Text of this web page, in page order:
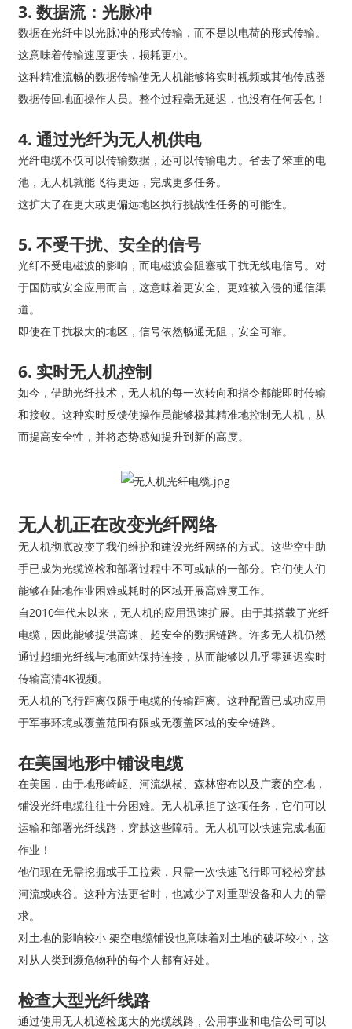
3. 数据流：光脉冲
数据在光纤中以光脉冲的形式传输，而不是以电荷的形式传输。
这意味着传输速度更快，损耗更小。
这种精准流畅的数据传输使无人机能够将实时视频或其他传感器
数据传回地面操作人员。整个过程毫无延迟，也没有任何丢包！
4. 通过光纤为无人机供电
光纤电缆不仅可以传输数据，还可以传输电力。省去了笨重的电
池，无人机就能飞得更远，完成更多任务。
这扩大了在更大或更偏远地区执行挑战性任务的可能性。
5. 不受干扰、安全的信号
光纤不受电磁波的影响，而电磁波会阻塞或干扰无线电信号。对
于国防或安全应用而言，这意味着更安全、更难被入侵的通信渠
道。
即使在干扰极大的地区，信号依然畅通无阻，安全可靠。
6. 实时无人机控制
如今，借助光纤技术，无人机的每一次转向和指令都能即时传输
和接收。这种实时反馈使操作员能够极其精准地控制无人机，从
而提高安全性，并将态势感知提升到新的高度。
无人机正在改变光纤网络
无人机彻底改变了我们维护和建设光纤网络的方式。这些空中助
手已成为光缆巡检和部署过程中不可或缺的一部分。它们使人们
能够在陆地作业困难或耗时的区域开展高难度工作。
自2010年代末以来，无人机的应用迅速扩展。由于其搭载了光纤
电缆，因此能够提供高速、超安全的数据链路。许多无人机仍然
通过超细光纤线与地面站保持连接，从而能够以几乎零延迟实时
传输高清4K视频。
无人机的飞行距离仅限于电缆的传输距离。这种配置已成功应用
于军事环境或覆盖范围有限或无覆盖区域的安全链路。
在美国地形中铺设电缆
在美国，由于地形崎岖、河流纵横、森林密布以及广袤的空地，
铺设光纤电缆往往十分困难。无人机承担了这项任务，它们可以
运输和部署光纤线路，穿越这些障碍。无人机可以快速完成地面
作业！
他们现在无需挖掘或手工拉索，只需一次快速飞行即可轻松穿越
河流或峡谷。这种方法更省时，也减少了对重型设备和人力的需
求。
对土地的影响较小 架空电缆铺设也意味着对土地的破坏较小，这
对从人类到濒危物种的每个人都有好处。
检查大型光纤线路
通过使用无人机巡检庞大的光缆线路，公用事业和电信公司可以